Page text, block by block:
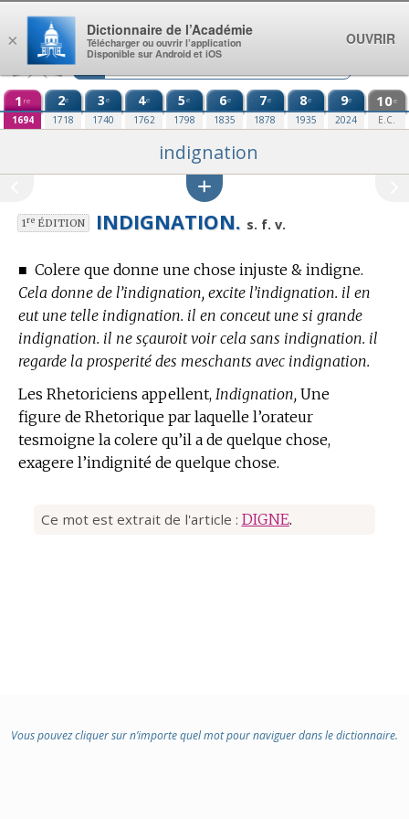
Aller au contenu
1 re
1694
2e
1718
3e
1740
4e
1762
5e
1798
6e
1835
7e
1878
8e
1935
9e
2024
10e
E.C.
indignation
1reÉDITION INDIGNATION. s. f. v.
■ Colere que donne une chose injuste & indigne.
Cela donne de l’indignation, excite l’indignation. il en
eut une telle indignation. il en conceut une si grande
indignation. il ne sçauroit voir cela sans indignation. il
regarde la prosperité des meschants avec indignation.
Les Rhetoriciens appellent, Indignation, Une
figure de Rhetorique par laquelle l’orateur
tesmoigne la colere qu’il a de quelque chose,
exagere l’indignité de quelque chose.
Ce mot est extrait de l'article : DIGNE.
Vous pouvez cliquer sur n’importe quel mot pour naviguer dans le dictionnaire.
×
Dictionnaire de l’Académie
Télécharger ou ouvrir l’application
Disponible sur Android et iOS
OUVRIR